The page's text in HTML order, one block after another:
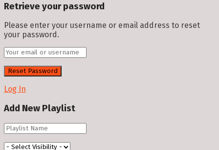
Retrieve your password
Please enter your username or email address to reset
your password.
Log In
Add New Playlist